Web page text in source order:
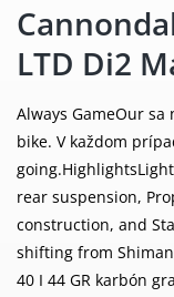
LTD Di2
Always GameOur
bike. V každom
rear suspension,
construction, and
shifting from
40 I 44 GR karbón